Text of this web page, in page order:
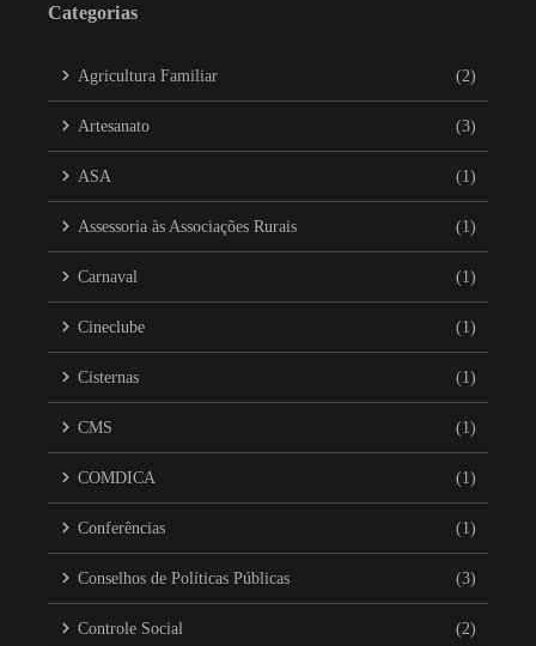
Categorias
Agricultura Familiar (2)
Artesanato (3)
ASA (1)
Assessoria às Associações Rurais (1)
Carnaval (1)
Cineclube (1)
Cisternas (1)
CMS (1)
COMDICA (1)
Conferências (1)
Conselhos de Políticas Públicas (3)
Controle Social (2)